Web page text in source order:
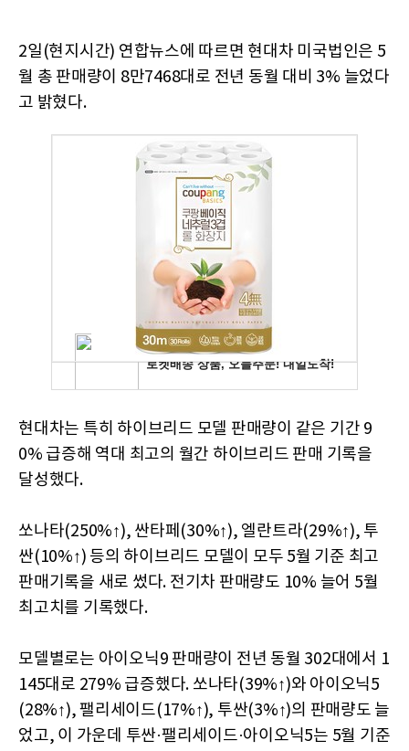
2일(현지시간) 연합뉴스에 따르면 현대차 미국법인은 5
월 총 판매량이 8만7468대로 전년 동월 대비 3% 늘었다
고 밝혔다.
현대차는 특히 하이브리드 모델 판매량이 같은 기간 9
0% 급증해 역대 최고의 월간 하이브리드 판매 기록을
달성했다.
쏘나타(250%↑), 싼타페(30%↑), 엘란트라(29%↑), 투
싼(10%↑) 등의 하이브리드 모델이 모두 5월 기준 최고
판매기록을 새로 썼다. 전기차 판매량도 10% 늘어 5월
최고치를 기록했다.
모델별로는 아이오닉9 판매량이 전년 동월 302대에서 1
145대로 279% 급증했다. 쏘나타(39%↑)와 아이오닉5
(28%↑), 팰리세이드(17%↑), 투싼(3%↑)의 판매량도 늘
었고, 이 가운데 투싼·팰리세이드·아이오닉5는 5월 기준